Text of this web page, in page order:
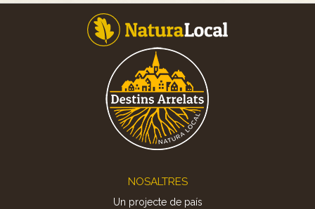
NOSALTRES
Un projecte de país